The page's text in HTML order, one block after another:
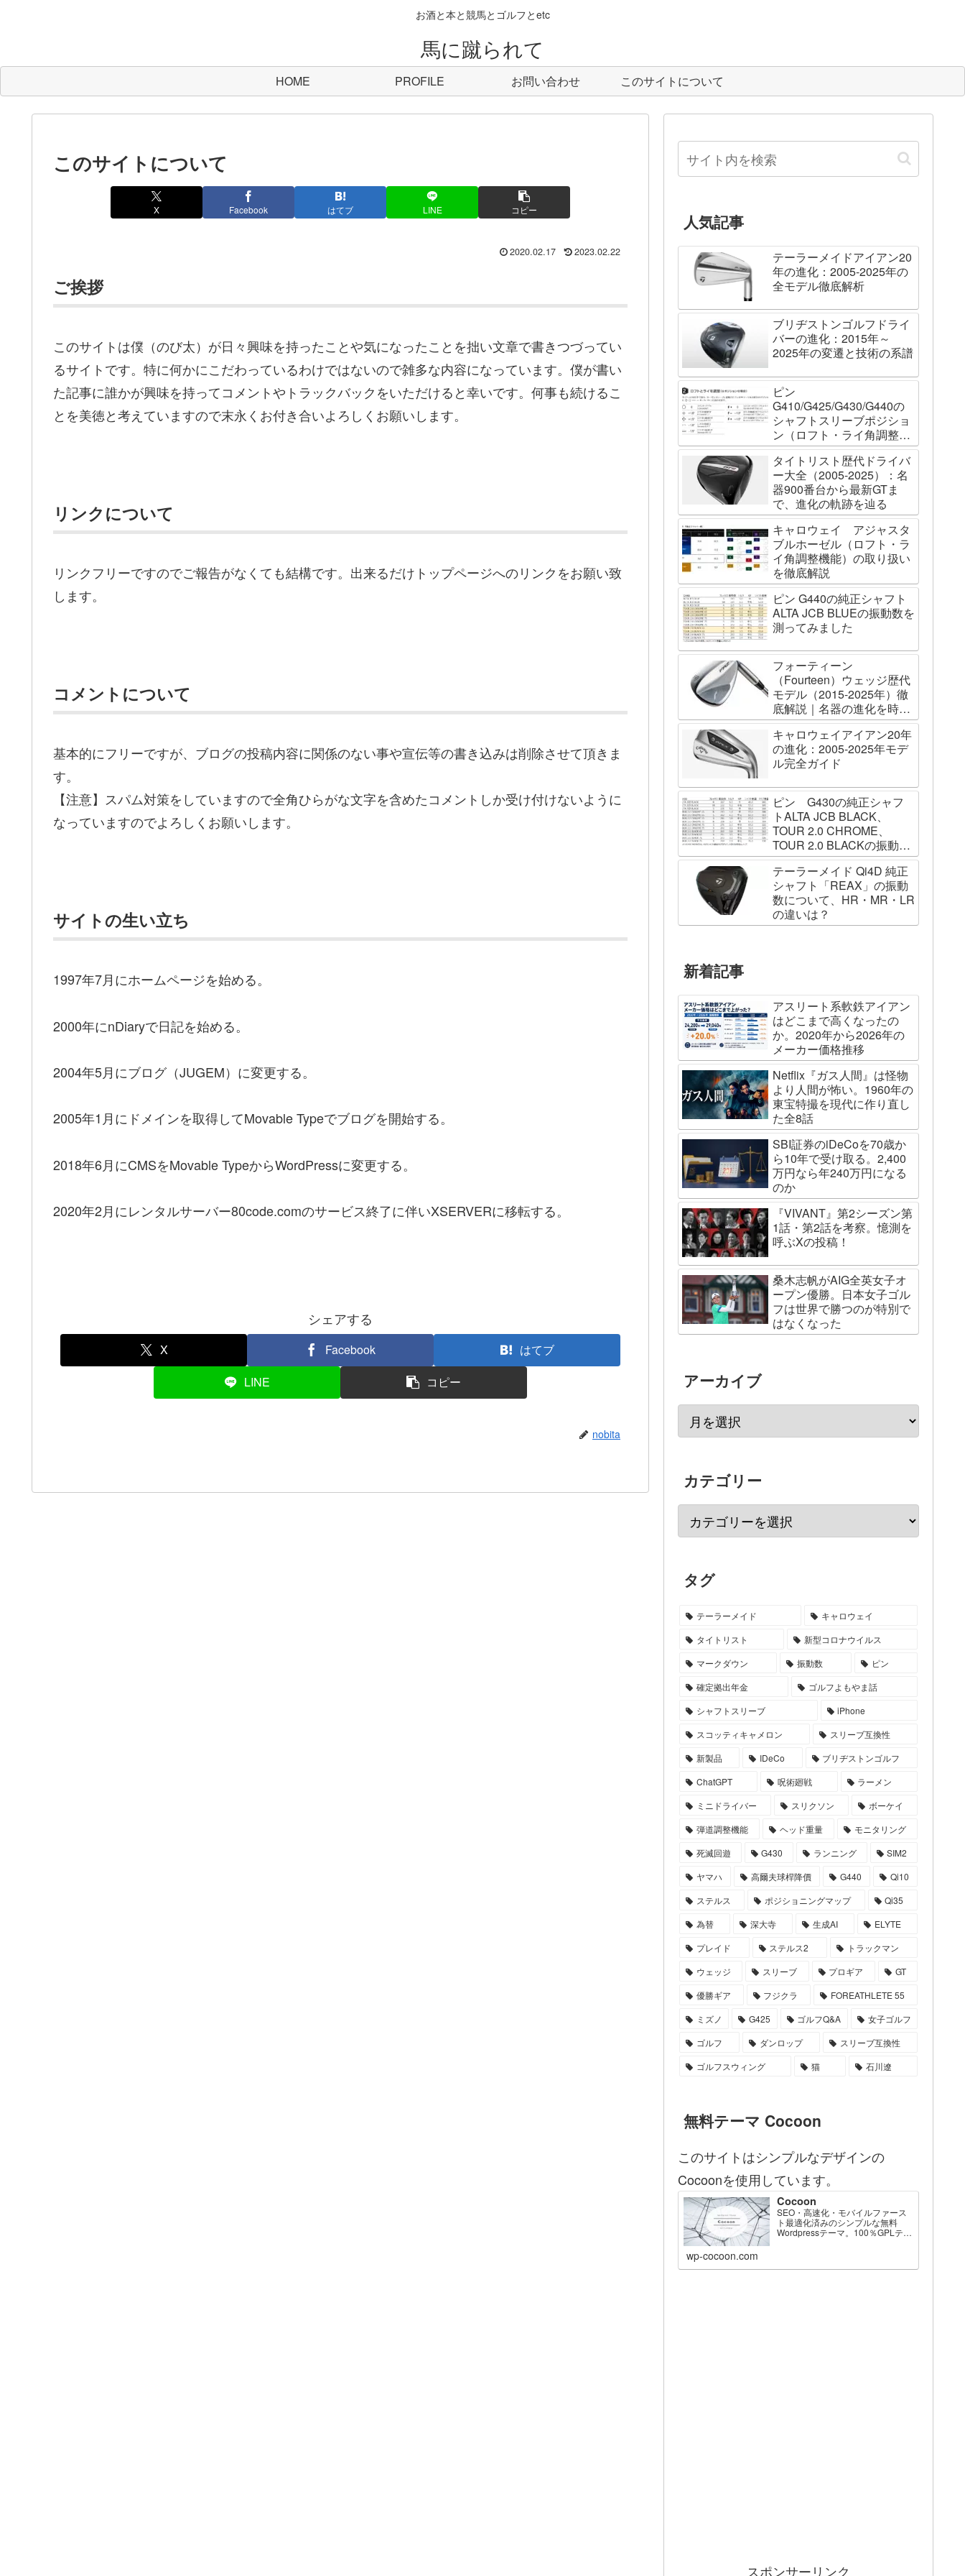
お酒と本と競馬とゴルフとetc
馬に蹴られて
HOME PROFILE お問い合わせ このサイトについて
このサイトについて
X Facebook はてブ LINE コピー
2020.02.17 2023.02.22
ご挨拶
このサイトは僕（のび太）が日々興味を持ったことや気になったことを拙い文章で書きつづってい
るサイトです。特に何かにこだわっているわけではないので雑多な内容になっています。僕が書い
た記事に誰かが興味を持ってコメントやトラックバックをいただけると幸いです。何事も続けるこ
とを美徳と考えていますので末永くお付き合いよろしくお願いします。
リンクについて
リンクフリーですのでご報告がなくても結構です。出来るだけトップページへのリンクをお願い致
します。
コメントについて
基本的にフリーですが、ブログの投稿内容に関係のない事や宣伝等の書き込みは削除させて頂きま
す。
【注意】スパム対策をしていますので全角ひらがな文字を含めたコメントしか受け付けないように
なっていますのでよろしくお願いします。
サイトの生い立ち
1997年7月にホームページを始める。
2000年にnDiaryで日記を始める。
2004年5月にブログ（JUGEM）に変更する。
2005年1月にドメインを取得してMovable Typeでブログを開始する。
2018年6月にCMSをMovable TypeからWordPressに変更する。
2020年2月にレンタルサーバー80code.comのサービス終了に伴いXSERVERに移転する。
シェアする
X Facebook
はてブ
LINE
コピー
nobita
人気記事
テーラーメイドアイアン20
年の進化：2005-2025年の
全モデル徹底解析
ブリヂストンゴルフドライ
バーの進化：2015年～
2025年の変遷と技術の系譜
ピン
G410/G425/G430/G440の
シャフトスリーブポジショ
ン（ロフト・ライ角調整機
能）について
タイトリスト歴代ドライバ
ー大全（2005-2025）：名
器900番台から最新GTま
で、進化の軌跡を辿る
キャロウェイ アジャスタ
ブルホーゼル（ロフト・ラ
イ角調整機能）の取り扱い
を徹底解説
ピン G440の純正シャフト
ALTA JCB BLUEの振動数を
測ってみました
フォーティーン
（Fourteen）ウェッジ歴代
モデル（2015-2025年）徹
底解説｜名器の進化を時系
列で辿る
キャロウェイアイアン20年
の進化：2005-2025年モデ
ル完全ガイド
ピン G430の純正シャフ
トALTA JCB BLACK、
TOUR 2.0 CHROME、
TOUR 2.0 BLACKの振動数
を測ってみました
テーラーメイド Qi4D 純正
シャフト「REAX」の振動
数について、HR・MR・LR
の違いは？
新着記事
アスリート系軟鉄アイアン
はどこまで高くなったの
か。2020年から2026年の
メーカー価格推移
Netflix『ガス人間』は怪物
より人間が怖い。1960年の
東宝特撮を現代に作り直し
た全8話
SBI証券のiDeCoを70歳か
ら10年で受け取る。2,400
万円なら年240万円になる
のか
『VIVANT』第2シーズン第
1話・第2話を考察。憶測を
呼ぶXの投稿！
桑木志帆がAIG全英女子オ
ープン優勝。日本女子ゴル
フは世界で勝つのが特別で
はなくなった
アーカイブ
カテゴリー
タグ
テーラーメイド
キャロウェイ
タイトリスト
新型コロナウイルス
マークダウン
振動数
ピン
確定拠出年金
ゴルフよもやま話
シャフトスリーブ
iPhone
スコッティキャメロン
スリーブ互換性
新製品
IDeCo
ブリヂストンゴルフ
ChatGPT
呪術廻戦
ラーメン
ミニドライバー
スリクソン
ボーケイ
弾道調整機能
ヘッド重量
モニタリング
死滅回遊
G430 ランニング
SIM2
ヤマハ
高爾夫球桿降價 G440
Qi10
ステルス
ポジショニングマップ
Qi35
為替
深大寺 生成AI
ELYTE
プレイド
ステルス2
トラックマン
ウェッジ
スリーブ プロギア
GT
優勝ギア
フジクラ
FOREATHLETE 55
ミズノ
G425 ゴルフQ&A
女子ゴルフ
ゴルフ
ダンロップ
スリーブ互換性
ゴルフスウィング
猫 石川遼
無料テーマ Cocoon
このサイトはシンプルなデザインの
Cocoonを使用しています。
Cocoon
SEO・高速化・モバイルファース
ト最適化済みのシンプルな無料
Wordpressテーマ。100％GPLテー
wp-cocoon.com
スポンサーリンク